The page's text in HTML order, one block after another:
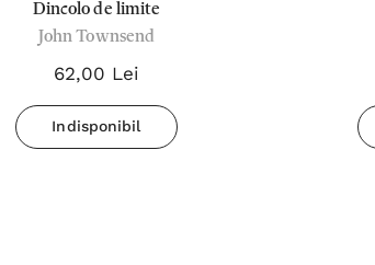
Dincolo de limite
John Townsend
62,00 Lei
Indisponibil